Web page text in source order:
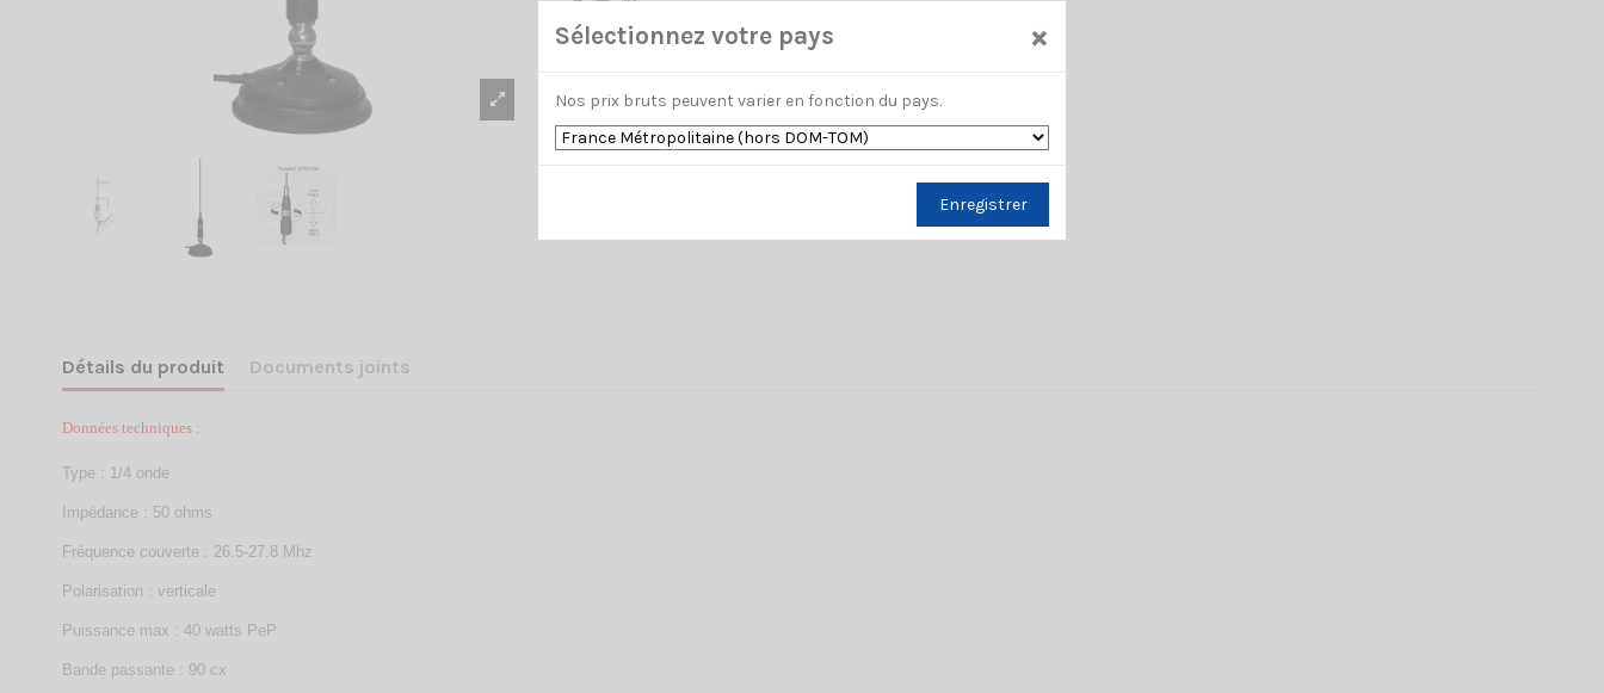
Détails du produit Documents joints
Données techniques :
Type : 1/4 onde
Impédance : 50 ohms
Fréquence couverte : 26.5-27.8 Mhz
Polarisation : verticale
Puissance max : 40 watts PeP
Bande passante : 90 cx
Sélectionnez votre pays ×
Nos prix bruts peuvent varier en fonction du pays.
Enregistrer